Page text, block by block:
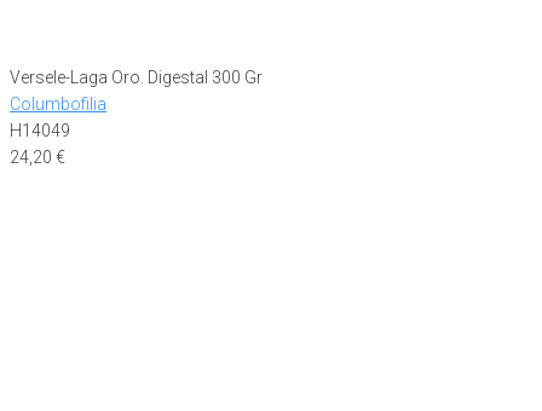
Versele-Laga Oro. Digestal 300 Gr
Columbofilia
H14049
24,20 €